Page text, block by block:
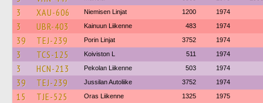
3 XAU-606 Niemisen Linjat 1200 1974
3 UBR-403 Kainuun Liikenne 483 1974
39 TEJ-239 Porin Linjat 3752 1974
3 TCS-125 Koiviston L 511 1974
3 HCN-213 Pekolan Liikenne 503 1974
39 TEJ-239 Jussilan Autoliike 3752 1974
15 TJE-525 Oras Liikenne 1325 1975